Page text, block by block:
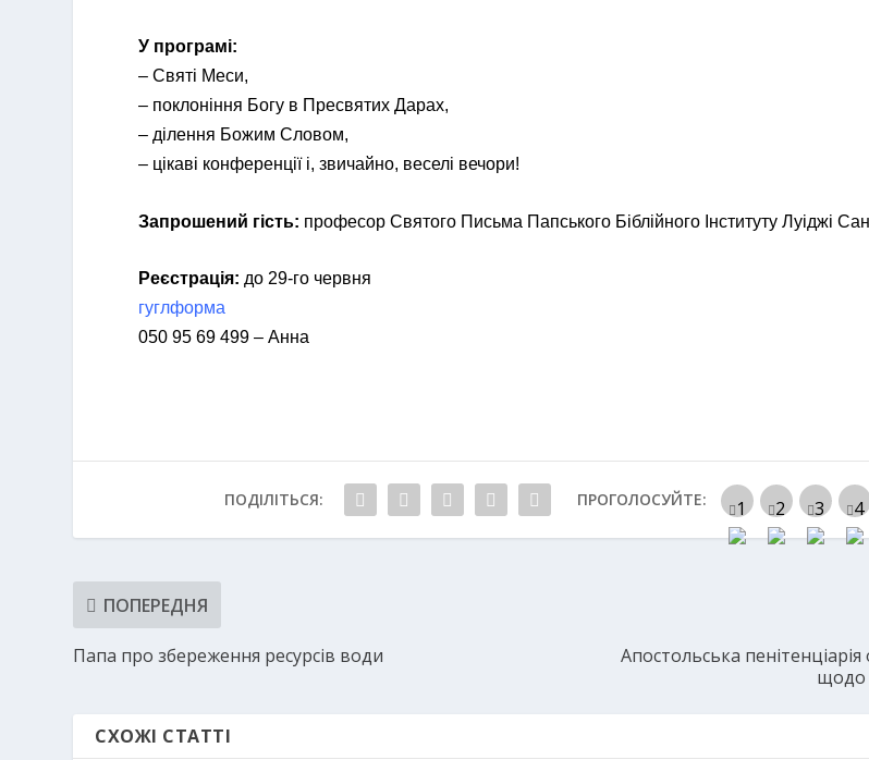
У програмі:
– Святі Меси,
– поклоніння Богу в Пресвятих Дарах,
– ділення Божим Словом,
– цікаві конференції і, звичайно, веселі вечори!
Запрошений гість: професор Святого Письма Папського Біблійного Інституту Луіджі
Реєстрація: до 29-го червня
гуглформа
050 95 69 499 – Анна
ПОДІЛІТЬСЯ: ПРОГОЛОСУЙТЕ:
ПОПЕРЕДНЯ
Папа про збереження ресурсів води
Апостольська
щодо
СХОЖІ СТАТТІ